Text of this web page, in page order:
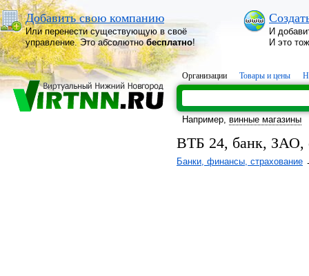
Добавить свою компанию
Или перенести существующую в своё
управление. Это абсолютнобесплатно!
И
И это
Организации Товары и цены
Например, винные магазины
ВТБ 24, банк, ЗАО,
Банки, финансы, страхование